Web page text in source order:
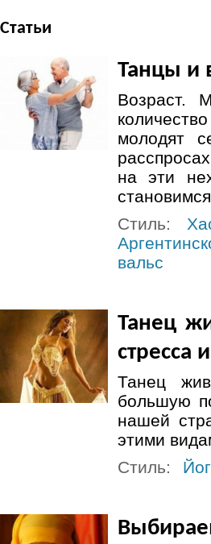
Статьи
Танцы и
Возраст.
молодят
на эти
Стиль:
вальс
Танец
стресса
Танец
большую
нашей
этими
Стиль: